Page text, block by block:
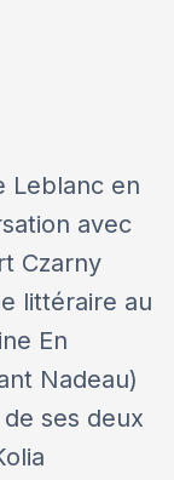
Leblanc en
avec
Czarny
littéraire au
En
Nadeau)
ses deux